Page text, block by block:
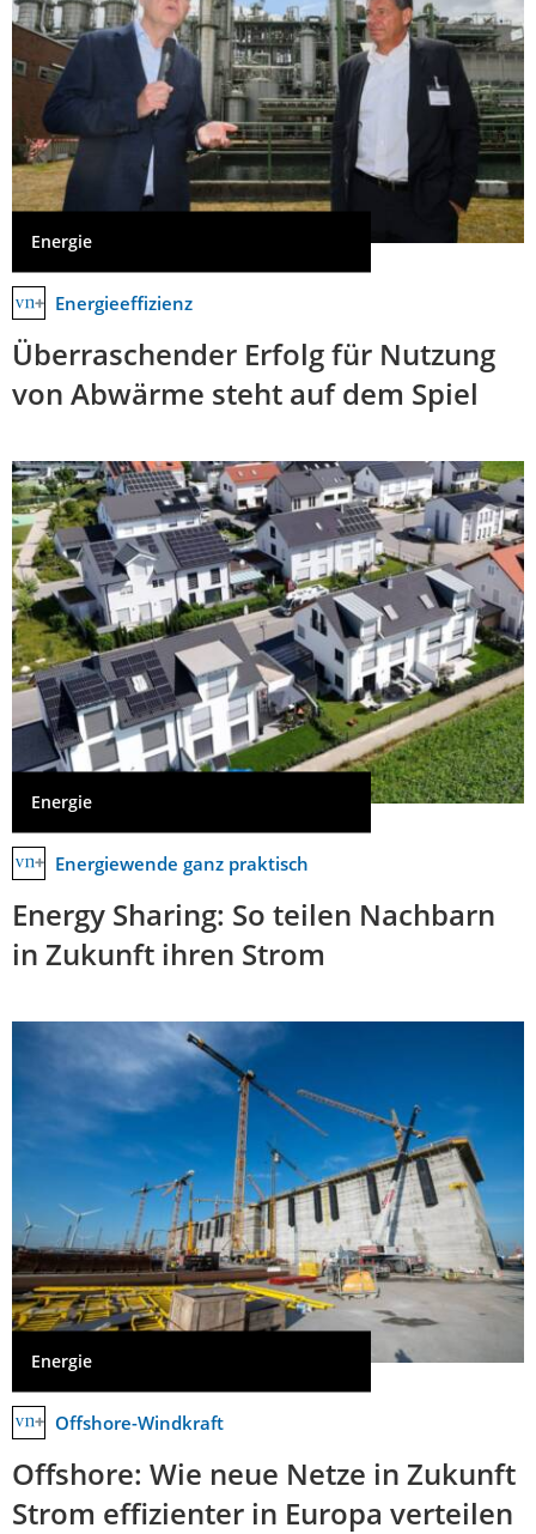
Energie
Energieeffizienz
Überraschender Erfolg für Nutzung
von Abwärme steht auf dem Spiel
Energie
Energiewende ganz praktisch
Energy Sharing: So teilen Nachbarn
in Zukunft ihren Strom
Energie
Offshore-Windkraft
Offshore: Wie neue Netze in Zukunft
Strom effizienter in Europa verteilen